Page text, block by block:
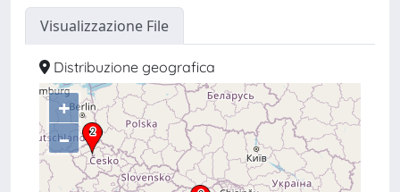
Visualizzazione File
Distribuzione geografica
+
–